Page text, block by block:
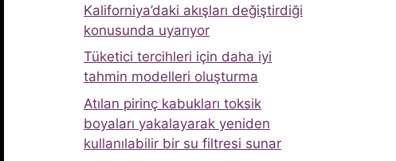
Kaliforniya’daki akışları değiştirdiği
konusunda uyarıyor
Tüketici tercihleri ​​için daha iyi
tahmin modelleri oluşturma
Atılan pirinç kabukları toksik
boyaları yakalayarak yeniden
kullanılabilir bir su filtresi sunar